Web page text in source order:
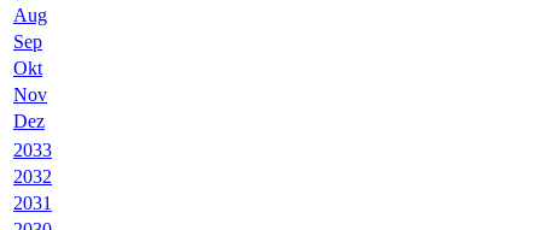
Aug
Sep
Okt
Nov
Dez
2033
2032
2031